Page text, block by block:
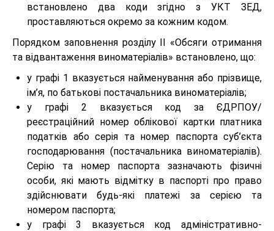
встановлено два коди згідно з УКТ ЗЕД,
проставляються окремо за кожним кодом.
Порядком заповнення розділу ІІ «Обсяги отримання
та відвантаження виноматеріалів» встановлено, що:
у графі 1 вказується найменування або прізвище,
ім’я, по батькові постачальника виноматеріалів;
у графі 2 вказується код за ЄДРПОУ/
реєстраційний номер облікової картки платника
податків або серія та номер паспорта суб’єкта
господарювання (постачальника виноматеріалів).
Серію та номер паспорта зазначають фізичні
особи, які мають відмітку в паспорті про право
здійснювати будь-які платежі за серією та
номером паспорта;
у графі 3 вказується код адміністративно-